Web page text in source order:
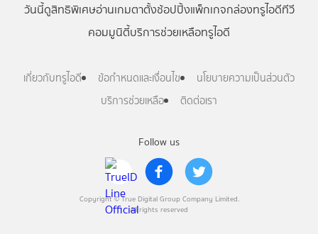
Follow us
Copyright © True Digital Group Company Limited.
All rights reserved
วันนี้ดูสิทธิพิเศษอ่านเกมตาตั้งช้อปปิ้งแพ็กเกจกล่องทรูไอดีทีวี
คอมมูนิตี้บริการช่วยเหลือทรูไอดี
เกี่ยวกับทรูไอดี ข้อกำหนดและเงื่อนไข
นโยบายความเป็นส่วนตัว
บริการช่วยเหลือ
ติดต่อเรา